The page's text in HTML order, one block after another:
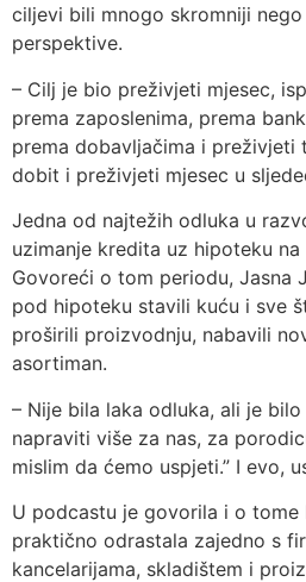
ciljevi bili mnogo skromniji
perspektive.
– Cilj je bio preživjeti mjesec,
prema zaposlenima, prema
prema dobavljačima i preživjeti
dobit i preživjeti mjesec u
Jedna od najtežih odluka u
uzimanje kredita uz hipoteku
Govoreći o tom periodu, Jasna
pod hipoteku stavili kuću i sve
proširili proizvodnju, nabavili
asortiman.
– Nije bila laka odluka, ali je
napraviti više za nas, za
mislim da ćemo uspjeti.” I evo,
U podcastu je govorila i o tome
praktično odrastala zajedno s
kancelarijama, skladištem i